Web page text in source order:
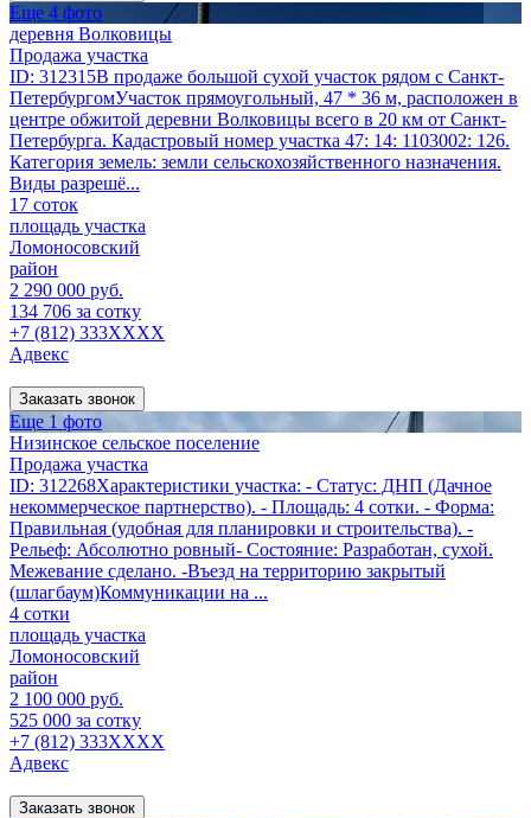
Еще 4 фото
деревня Волковицы
Продажа участка
ID: 312315В продаже большой сухой участок рядом с Санкт-
ПетербургомУчасток прямоугольный, 47 * 36 м, расположен в
центре обжитой деревни Волковицы всего в 20 км от Санкт-
Петербурга. Кадастровый номер участка 47: 14: 1103002: 126.
Категория земель: земли сельскохозяйственного назначения.
Виды разрешё...
17 соток
площадь участка
Ломоносовский
район
2 290 000 руб.
134 706 за сотку
+7 (812) 333XXXX
Адвекс
Заказать звонок
Еще 1 фото
Низинское сельское поселение
Продажа участка
ID: 312268Характеристики участка: - Статус: ДНП (Дачное
некоммерческое партнерство). - Площадь: 4 сотки. - Форма:
Правильная (удобная для планировки и строительства). -
Рельеф: Абсолютно ровный- Состояние: Разработан, сухой.
Межевание сделано. -Въезд на территорию закрытый
(шлагбаум)Коммуникации на ...
4 сотки
площадь участка
Ломоносовский
район
2 100 000 руб.
525 000 за сотку
+7 (812) 333XXXX
Адвекс
Заказать звонок